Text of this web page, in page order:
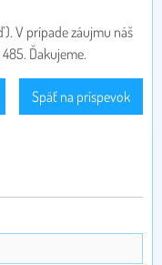
V prípade záujmu náš
Ďakujeme.
Späť na príspevok